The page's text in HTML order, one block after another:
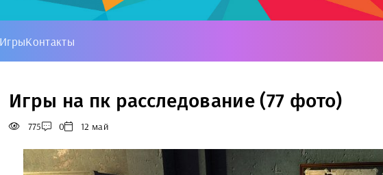
ИгрыКонтакты
Игры на пк расследование (77 фото)
775 0 12 май